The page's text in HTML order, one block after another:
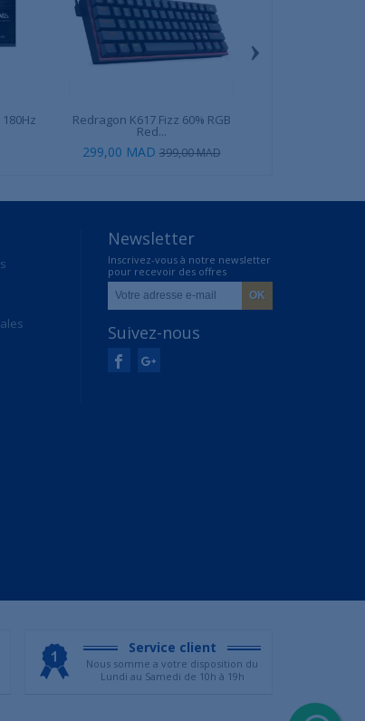
180Hz Redragon K617 Fizz 60% RGB
Red...
299,00 MAD 399,00 MAD
›
Newsletter
Inscrivez-vous à notre newsletter
pour recevoir des offres
exclusives
Suivez-nous
Service client
Nous somme a votre disposition du
Lundi au Samedi de 10h à 19h